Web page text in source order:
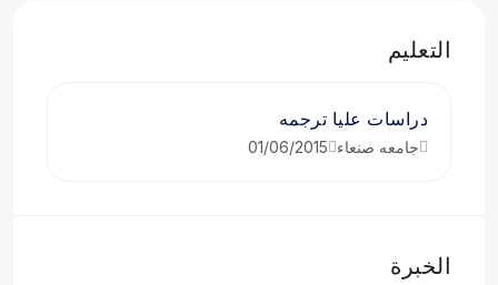
التعليم
دراسات عليا ترجمه
جامعه صنعاء 01/06/2015
الخبرة